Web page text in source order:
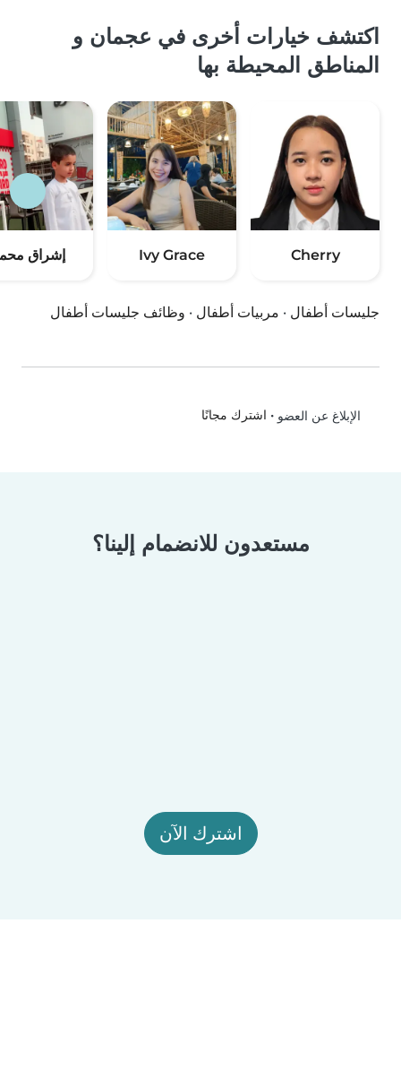
اكتشف خيارات أخرى في عجمان و
المناطق المحيطة بها
Cherry
Ivy Grace إشراق
جليسات أطفال · مربيات أطفال · وظائف جليسات أطفال
الإبلاغ عن العضو • اشترك مجانًا
مستعدون للانضمام إلينا؟
اشترك الآن